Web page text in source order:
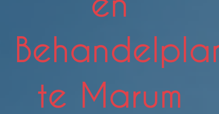
te Marum